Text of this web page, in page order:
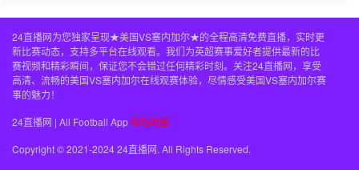
24直播网为您独家呈现★美国VS塞内加尔★的全程高清免费直播，实时更
新比赛动态，支持多平台在线观看。我们为英超赛事爱好者提供最新的比
赛视频和精彩瞬间，保证您不会错过任何精彩时刻。关注24直播网，享受
高清、流畅的美国VS塞内加尔在线观赛体验，尽情感受美国VS塞内加尔赛
事的魅力！
24直播网 | All Football App 网站地图
Copyright © 2021-2024 24直播网. All Rights Reserved.